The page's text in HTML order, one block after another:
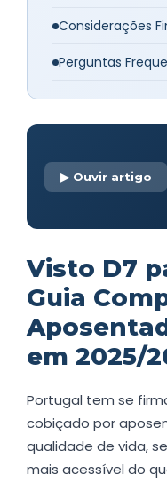
Considerações
Perguntas
▶ Ouvir artigo
Visto D7
Guia
em 2025/
Portugal tem se
cobiçado por
qualidade de vida,
mais acessível do